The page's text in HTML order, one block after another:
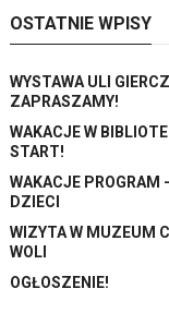
OSTATNIE WPISY
WYSTAWA ULI
ZAPRASZAMY!
WAKACJE W
START!
WAKACJE PROGRAM
DZIECI
WIZYTA W MUZEUM
WOLI
OGŁOSZENIE!